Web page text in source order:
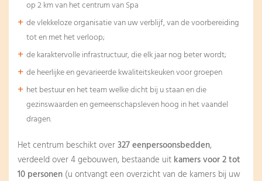
op 2 km van het centrum van Spa
de vlekkeloze organisatie van uw verblijf, van de voorbereiding
tot en met het verloop;
de karaktervolle infrastructuur, die elk jaar nog beter wordt;
de heerlijke en gevarieerde kwaliteitskeuken voor groepen
het bestuur en het team welke dicht bij u staan en die
gezinswaarden en gemeenschapsleven hoog in het vaandel
dragen.
Het centrum beschikt over327 eenpersoonsbedden,
verdeeld over 4 gebouwen, bestaande uit kamers voor 2 tot
10 personen (u ontvangt een overzicht van de kamers bij uw